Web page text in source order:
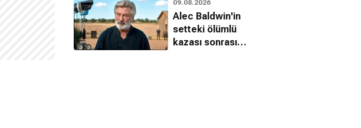
realite şov
hamlesi
09.08.2026
Alec Baldwin'in
setteki ölümlü
kazası sonrası